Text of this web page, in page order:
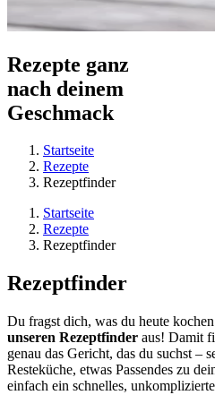
Rezepte ganz
nach deinem
Geschmack
Startseite
Rezepte
Rezeptfinder
Startseite
Rezepte
Rezeptfinder
Rezeptfinder
Du fragst dich, was du heute
unseren Rezeptfinder aus! Damit
genau das Gericht, das du suchst –
Resteküche, etwas Passendes zu
einfach ein schnelles,